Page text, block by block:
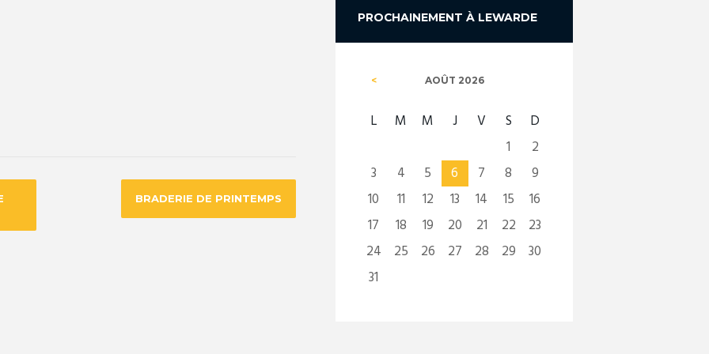
BRADERIE DE PRINTEMPS
PROCHAINEMENT À LEWARDE
AOÛT 2026
L M M J V S
D
1
2
3
4 5 6 7 8
9
10
11 12 13 14 15
16
17
18 19 20 21 22
23
24
25 26 27 28 29
30
31